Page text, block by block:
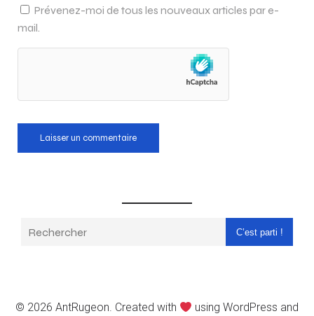
Prévenez-moi de tous les nouveaux articles par e-
mail.
C’est parti !
© 2026 AntRugeon. Created with using WordPress and